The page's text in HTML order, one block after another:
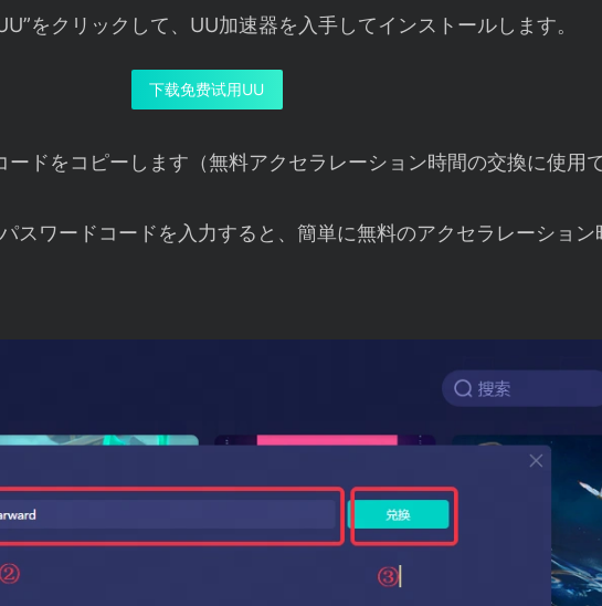
をクリックして、UU加速器を入手してインストールします。
下载免费试用UU
ドをコピーします（無料アクセラレーション時間の交換に使用で
スワードコードを入力すると、簡単に無料のアクセラレーション